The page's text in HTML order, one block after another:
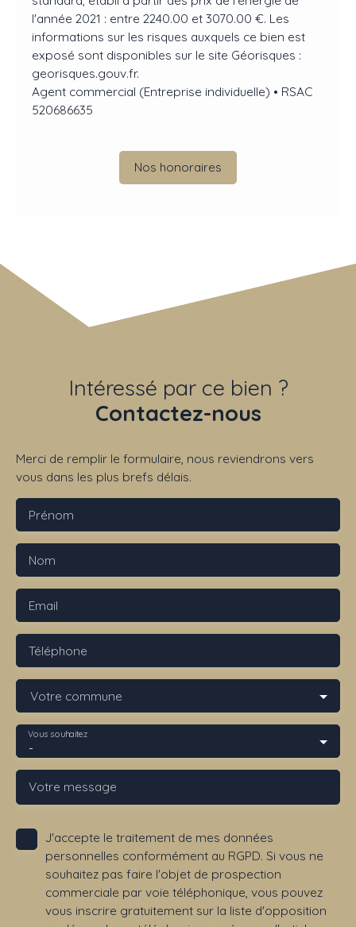
l'année 2021 : entre 2240.00 et 3070.00 €. Les
informations sur les risques auxquels ce bien est
exposé sont disponibles sur le site Géorisques :
georisques.gouv.fr.
Agent commercial (Entreprise individuelle) • RSAC
520686635
Nos honoraires
Intéressé par ce bien ?
Contactez-nous
Merci de remplir le formulaire, nous reviendrons vers
vous dans les plus brefs délais.
Prénom
Nom
Email
Téléphone
Votre commune
-
Vous souhaitez
Votre message
J'accepte le traitement de mes données
personnelles conformément au RGPD. Si vous ne
souhaitez pas faire l'objet de prospection
commerciale par voie téléphonique, vous pouvez
vous inscrire gratuitement sur la liste d'opposition